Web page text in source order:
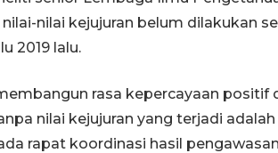
nilai kejujuran belum dilakukan
2019 lalu.
rasa kepercayaan positif
nilai kejujuran yang terjadi
rapat koordinasi hasil